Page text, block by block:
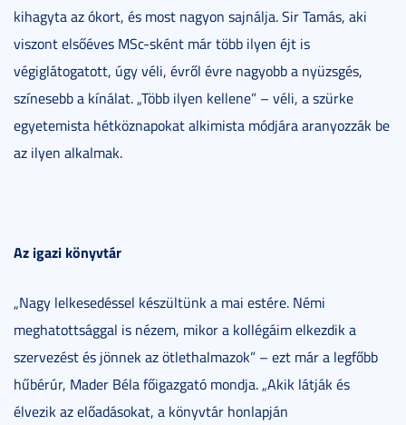
kihagyta az ókort, és most nagyon sajnálja. Sir Tamás, aki
viszont elsőéves MSc-sként már több ilyen éjt is
végiglátogatott, úgy véli, évről évre nagyobb a nyüzsgés,
színesebb a kínálat. „Több ilyen kellene” – véli, a szürke
egyetemista hétköznapokat alkimista módjára aranyozzák be
az ilyen alkalmak.
Az igazi könyvtár
„Nagy lelkesedéssel készültünk a mai estére. Némi
meghatottsággal is nézem, mikor a kollégáim elkezdik a
szervezést és jönnek az ötlethalmazok” – ezt már a legfőbb
hűbérúr, Mader Béla főigazgató mondja. „Akik látják és
élvezik az előadásokat, a könyvtár honlapján